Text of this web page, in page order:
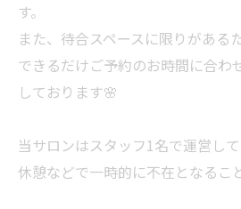
す。
また、待合スペースに限りがあるた
できるだけご予約のお時間に合わ
しております🌸
当サロンはスタッフ1名で運営して
休憩などで一時的に不在となるこ